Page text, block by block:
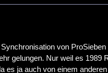
von
gelungen. Nur weil es 1989
ja auch von einem